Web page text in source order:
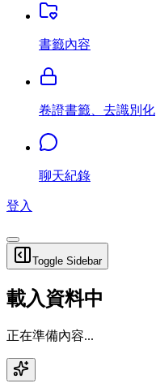
書籤內容
卷證書籤、去識別化
聊天紀錄
登入
Toggle Sidebar
載入資料中
正在準備內容...